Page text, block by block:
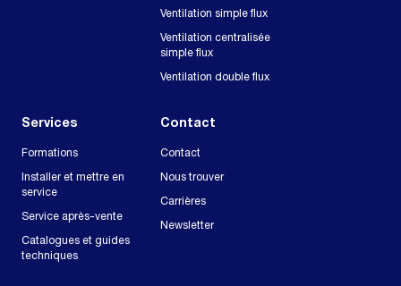
Ventilation simple flux
Ventilation centralisée
simple flux
Ventilation double flux
Services
Formations
Installer et mettre en
service
Service après-vente
Catalogues et guides
techniques
Contact
Contact
Nous trouver
Carrières
Newsletter